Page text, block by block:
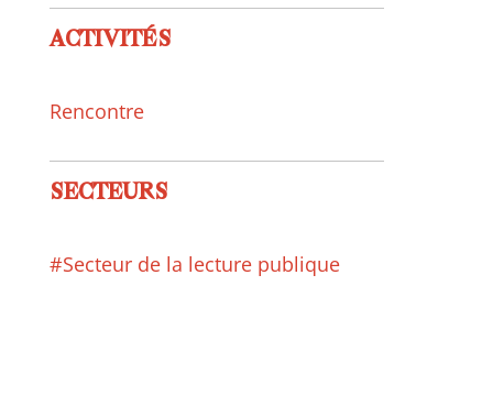
ACTIVITÉS
Rencontre
SECTEURS
#Secteur de la lecture publique